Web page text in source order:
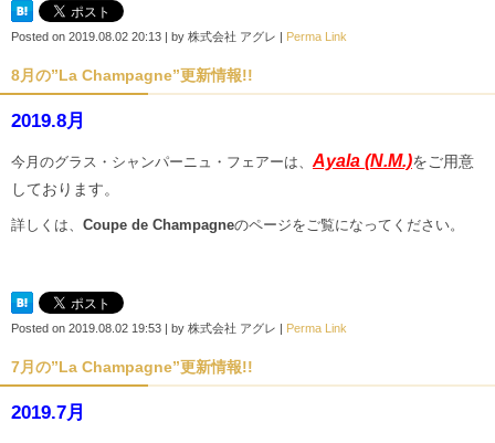
Posted on 2019.08.02 20:13 | by 株式会社 アグレ | Perma Link
8月の”La Champagne”更新情報!!
2019.8月
今月のグラス・シャンパーニュ・フェアーは、Ayala (N.M.)をご用意
しております。
詳しくは、 Coupe de Champagneのページをご覧になってください。
Posted on 2019.08.02 19:53 | by 株式会社 アグレ | Perma Link
7月の”La Champagne”更新情報!!
2019.7月